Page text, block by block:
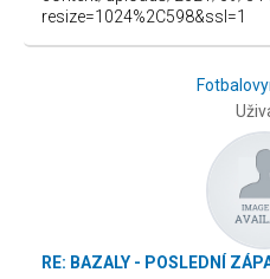
RE: BAZALY - POSLEDNÍ